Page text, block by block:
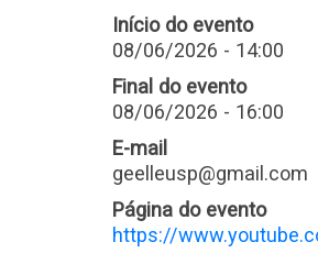
Início do evento
08/06/2026 - 14:00
Final do evento
08/06/2026 - 16:00
E-mail
geelleusp@gmail.com
Página do evento
https://